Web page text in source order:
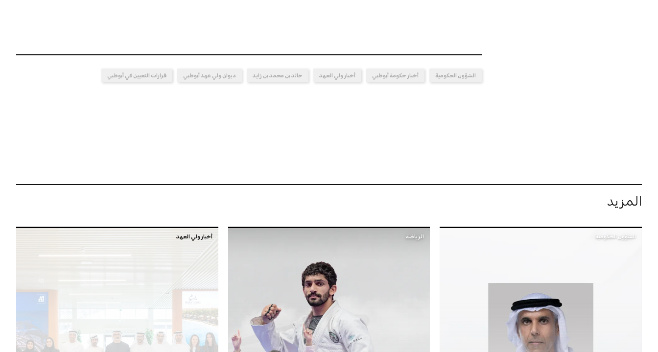
الشؤون الحكومية أخبار حكومة أبوظبي أخبار ولي العهد خالد بن محمد بن زايد ديوان ولي عهد أبوظبي قرارات التعيين في أبوظبي
المزيد
الشؤون الحكومية الرياضة أخبار ولي العهد